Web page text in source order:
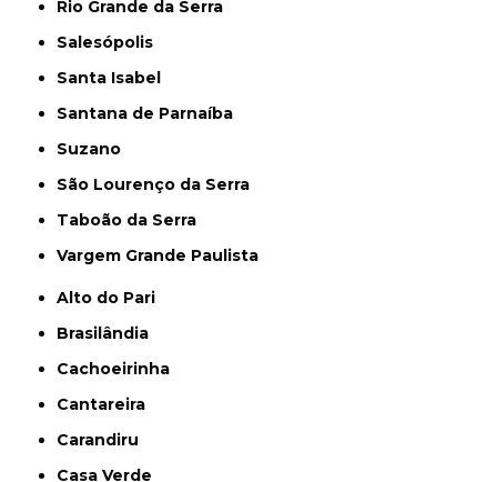
Rio Grande da Serra
Salesópolis
Santa Isabel
Santana de Parnaíba
Suzano
São Lourenço da Serra
Taboão da Serra
Vargem Grande Paulista
Alto do Pari
Brasilândia
Cachoeirinha
Cantareira
Carandiru
Casa Verde